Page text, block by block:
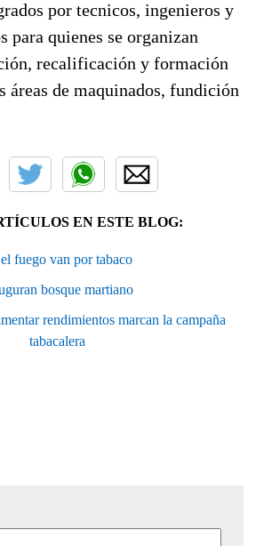
por tecnicos, ingenieros y
para quienes se organizan
recalificación y formación
áreas de maquinados, fundición
EN ESTE BLOG:
fuego van por tabaco
bosque martiano
rendimientos marcan la campaña
tabacalera